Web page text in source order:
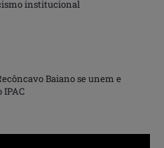
institucional
Baiano se unem e